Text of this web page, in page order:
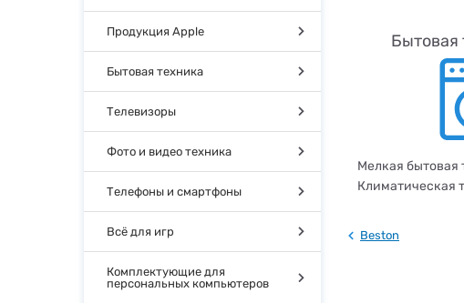
Продукция Apple
Бытовая техника
Телевизоры
Фото и видео техника
Телефоны и смартфоны
Всё для игр
Комплектующие для
персональных компьютеров
Бытовая
Мелкая бытовая
Климатическая
Beston